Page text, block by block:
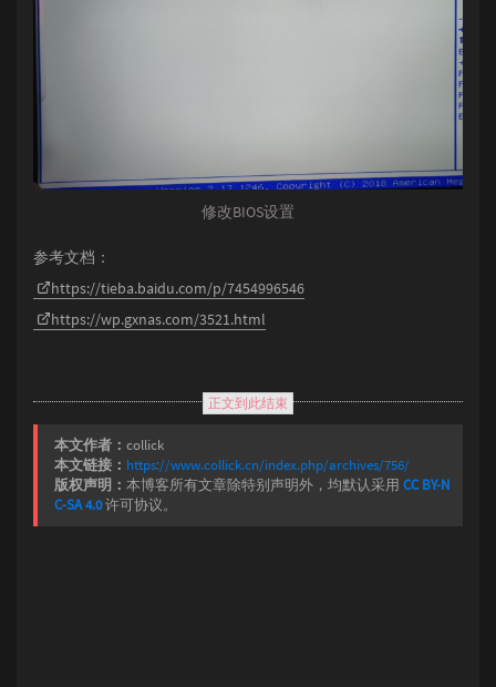
修改BIOS设置
参考文档：
https://tieba.baidu.com/p/7454996546
https://wp.gxnas.com/3521.html
正文到此结束
本文作者： collick
本文链接： https://www.collick.cn/index.php/archives/756/
版权声明： 本博客所有文章除特别声明外，均默认采用 CC BY-N
C-SA 4.0许可协议。